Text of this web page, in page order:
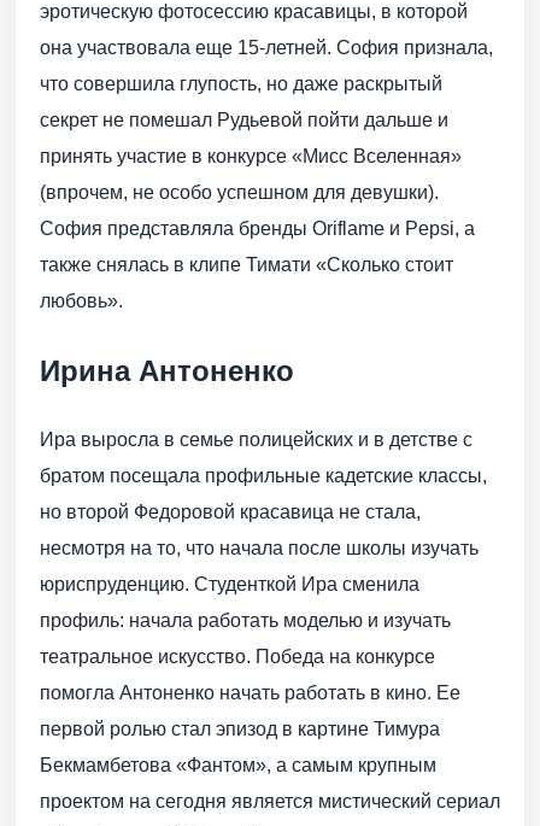
эротическую фотосессию красавицы, в которой
она участвовала еще 15-летней. София признала,
что совершила глупость, но даже раскрытый
секрет не помешал Рудьевой пойти дальше и
принять участие в конкурсе «Мисс Вселенная»
(впрочем, не особо успешном для девушки).
София представляла бренды Oriflame и Pepsi, а
также снялась в клипе Тимати «Сколько стоит
любовь».
Ирина Антоненко
Ира выросла в семье полицейских и в детстве с
братом посещала профильные кадетские классы,
но второй Федоровой красавица не стала,
несмотря на то, что начала после школы изучать
юриспруденцию. Студенткой Ира сменила
профиль: начала работать моделью и изучать
театральное искусство. Победа на конкурсе
помогла Антоненко начать работать в кино. Ее
первой ролью стал эпизод в картине Тимура
Бекмамбетова «Фантом», а самым крупным
проектом на сегодня является мистический сериал